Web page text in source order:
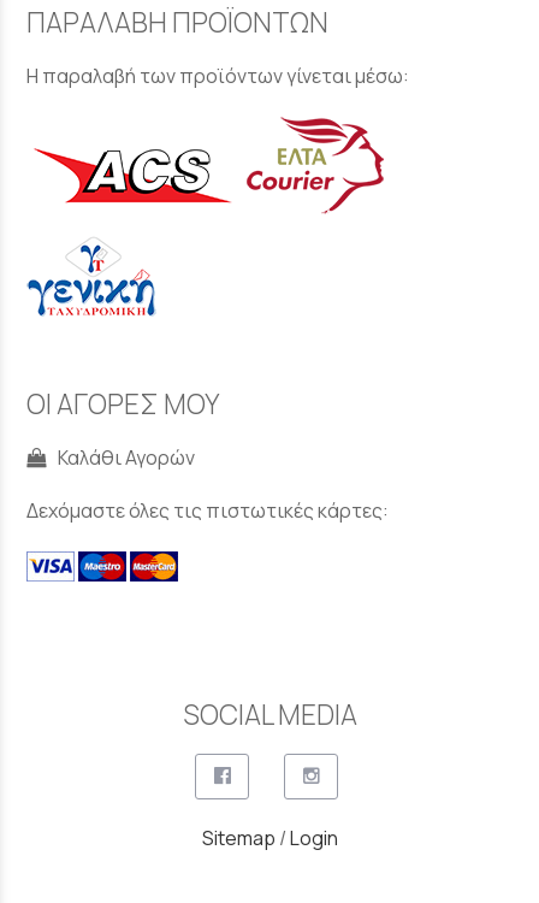
ΠΑΡΑΛΑΒΗ ΠΡΟΪΟΝΤΩΝ
Η παραλαβή των προϊόντων γίνεται μέσω:
ΟΙ ΑΓΟΡΕΣ ΜΟΥ
Καλάθι Αγορών
Δεχόμαστε όλες τις πιστωτικές κάρτες:
SOCIAL MEDIA
Sitemap /Login